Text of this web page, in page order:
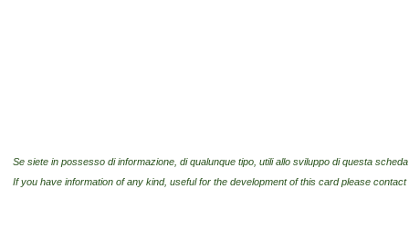
Se siete in possesso di informazione, di qualunque tipo, utili allo sviluppo di questa
If you have information of any kind, useful for the development of this card please